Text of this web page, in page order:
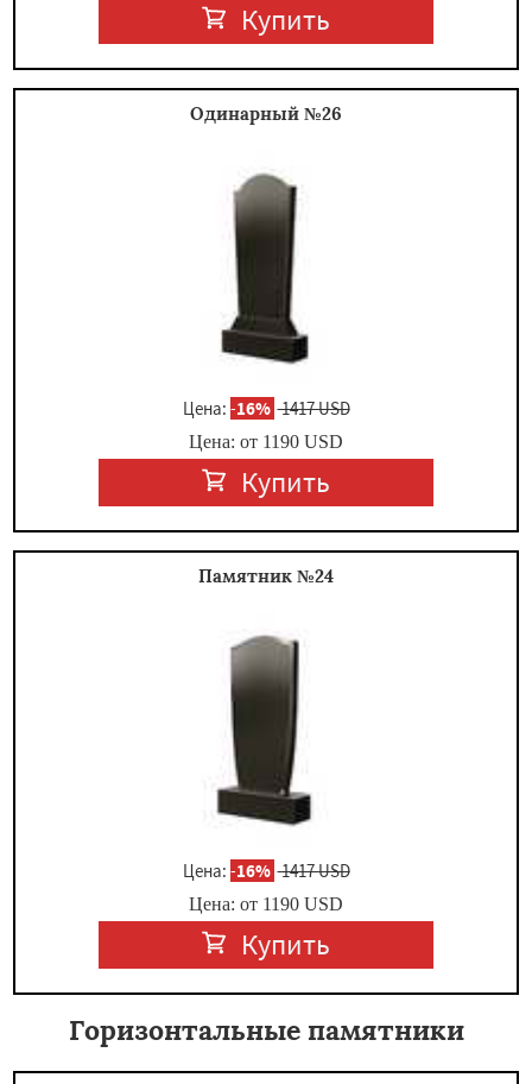
Купить
Одинарный №26
Цена: -16% 1417 USD
Цена: от 1190 USD
Купить
Памятник №24
Цена: -16% 1417 USD
Цена: от 1190 USD
Купить
Горизонтальные памятники